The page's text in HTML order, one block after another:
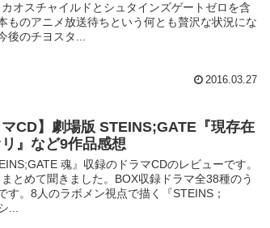
オスチャイルドとシュタインズゲートゼロを含
ものアニメ放送待ちという何とも贅沢な状況にな
後のチヨスタ...
2016.03.27
CD】劇場版 STEINS;GATE『現存在
』など9作品感想
魂』収録のドラマCDのレビューです。
とめて聞きました。BOX収録ドラマ全38種のう
す。8人のラボメン視点で描く『STEINS；
...